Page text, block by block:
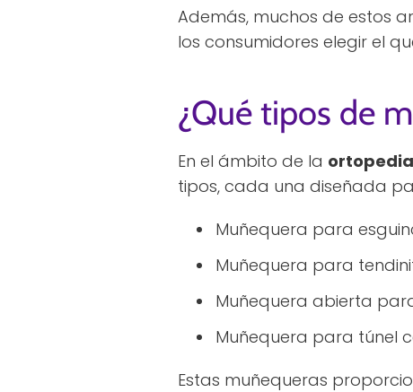
Además, muchos de estos
los consumidores elegir el
¿Qué tipos de
En el ámbito de la
tipos, cada una diseñada
Muñequera para
Muñequera para
Muñequera abierta
Muñequera para túnel
Estas muñequeras